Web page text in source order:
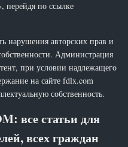
перейдя по ссылке
нарушения авторских прав и
Администрация
при условии надлежащего
на сайте fdlx.com
собственность.
все статьи для
всех граждан